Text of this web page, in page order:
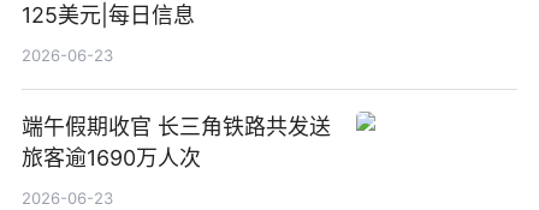
125美元|每日信息
2026-06-23
端午假期收官 长三角铁路共发送
旅客逾1690万人次
2026-06-23